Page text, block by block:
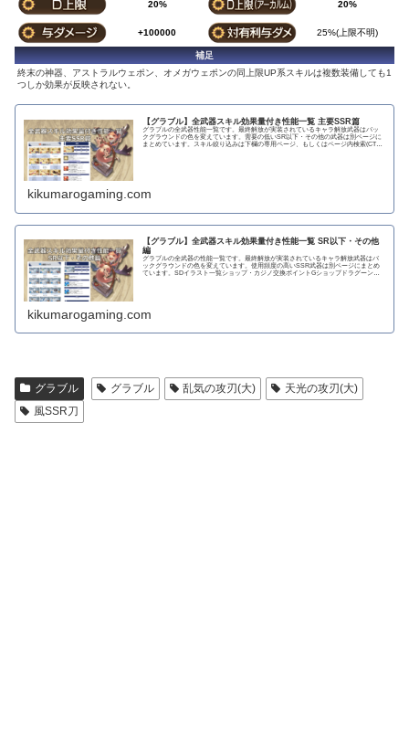
20% 20%
+100000 25%(上限不明)
補足
終末の神器、アストラルウェポン、オメガウェポンの同上限UP系スキルは複数装備しても1
つしか効果が反映されない。
【グラブル】全武器スキル効果量付き性能一覧 主要SSR篇
グラブルの全武器性能一覧です。最終解放が実装されているキャラ解放武器はバッ
クグラウンドの色を変えています。需要の低いSR以下・その他の武器は別ページに
まとめています。スキル絞り込みは下欄の専用ページ、もしくはページ内検索(CTRL
kikumarogaming.com
【グラブル】全武器スキル効果量付き性能一覧 SR以下・その他
編
グラブルの全武器の性能一覧です。最終解放が実装されているキャラ解放武器はバ
ックグラウンドの色を変えています。使用頻度の高いSSR武器は別ページにまとめ
ています。SDイラスト一覧ショップ・カジノ交換ポイントGショップドラグーンラ
kikumarogaming.com
グラブル グラブル 乱気の攻刃(大)
天光の攻刃(大)
風SSR刀